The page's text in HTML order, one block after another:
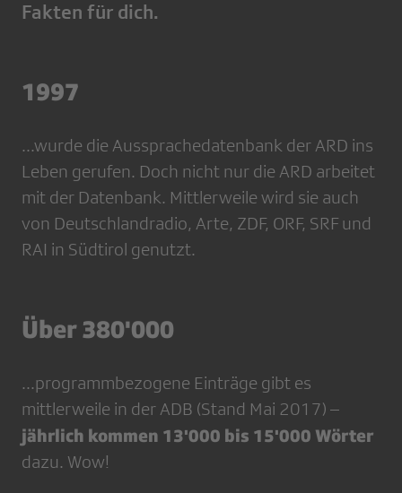
Fakten für dich.
1997
...wurde die Aussprachedatenbank der ARD ins
Leben gerufen. Doch nicht nur die ARD arbeitet
mit der Datenbank. Mittlerweile wird sie auch
von Deutschlandradio, Arte, ZDF, ORF, SRF und
RAI in Südtirol genutzt.
Über 380'000
...programmbezogene Einträge gibt es
mittlerweile in der ADB (Stand Mai 2017) –
jährlich kommen 13'000 bis 15'000 Wörter
dazu. Wow!